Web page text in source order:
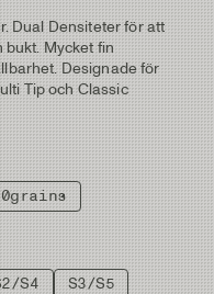
Dual Densiteter för att
Mycket fin
Designade för
Tip och Classic
S4
S3/S5